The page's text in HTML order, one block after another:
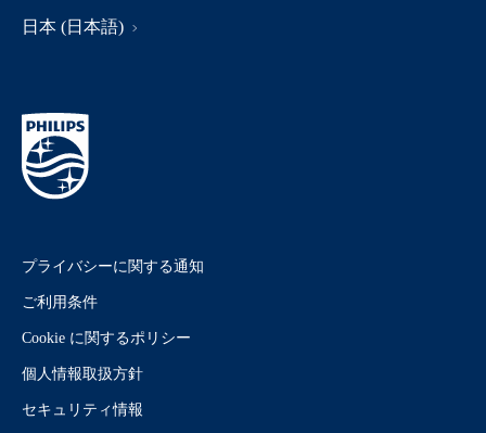
日本 (日本語)
プライバシーに関する通知
ご利用条件
Cookie に関するポリシー
個人情報取扱方針
セキュリティ情報